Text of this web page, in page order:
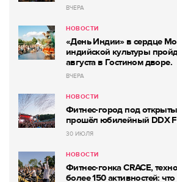
ВЧЕРА
НОВОСТИ
«День Индии» в сердце
индийской культуры
августа в Гостином дворе.
ВЧЕРА
НОВОСТИ
Фитнес-город под
прошёл юбилейный DDX
30 ИЮЛЯ
НОВОСТИ
Фитнес-гонка CRACE,
более 150 активностей: